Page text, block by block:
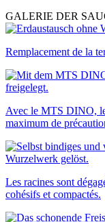
GALERIE DER
Remplacement de la
Avec le MTS DINO,
maximum de
Les racines sont
cohésifs et compactés.